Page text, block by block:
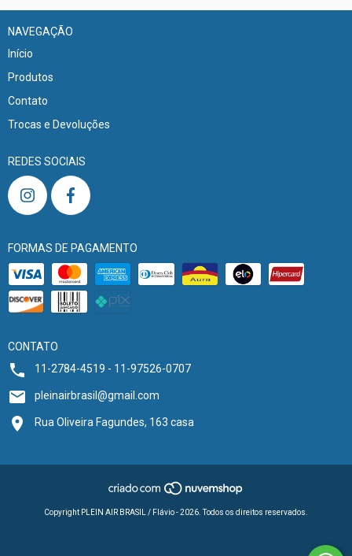
NAVEGAÇÃO
Início
Produtos
Contato
Trocas e Devoluções
REDES SOCIAIS
FORMAS DE PAGAMENTO
CONTATO
11-2784-4519 - 11-97526-0707
pleinairbrasil@gmail.com
Rua Oliveira Fagundes, 163 casa
Copyright PLEIN AIR BRASIL / Flávio - 2026. Todos os direitos reservados.